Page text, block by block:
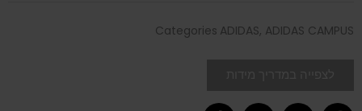
Categories ADIDAS, ADIDAS CAMPUS